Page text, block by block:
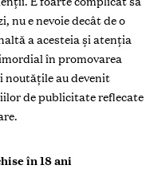
nu e nevoie decât de o
a acesteia şi atenţia
în promovarea
noutăţile au devenit
de publicitate reflecate
în 18 ani